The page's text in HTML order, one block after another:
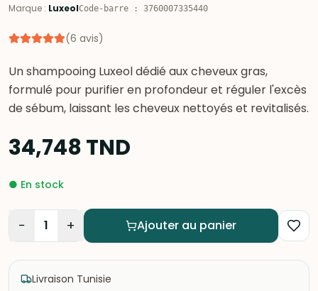
Marque : LuxeolCode-barre : 3760007335440
(6 avis)
Un shampooing Luxeol dédié aux cheveux gras,
formulé pour purifier en profondeur et réguler l'excès
de sébum, laissant les cheveux nettoyés et revitalisés.
34,748TND
● En stock
− 1 + Ajouter au panier
Livraison Tunisie